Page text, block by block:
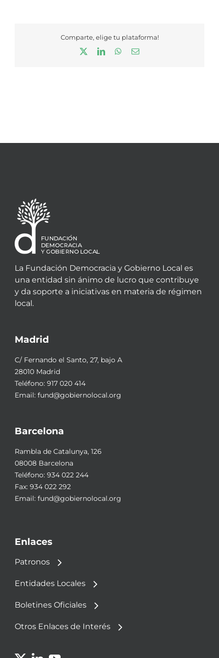
Comparte, elige tu plataforma!
LinkedInWhatsApp
Correo
La Fundación Democracia y Gobierno Local es
una entidad sin ánimo de lucro que contribuye
y da soporte a iniciativas en materia de régimen
local.
Madrid
C/ Fernando el Santo, 27, bajo A
28010 Madrid
Teléfono: 917 020 414
Email: fund@gobiernolocal.org
Barcelona
Rambla de Catalunya, 126
08008 Barcelona
Teléfono: 934 022 244
Fax: 934 022 292
Email: fund@gobiernolocal.org
Enlaces
Patronos
Entidades Locales
Boletines Oficiales
Otros Enlaces de Interés